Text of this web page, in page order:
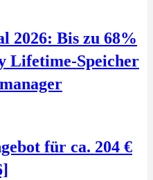
2026: Bis zu 68%
Lifetime-Speicher
für ca. 204 €